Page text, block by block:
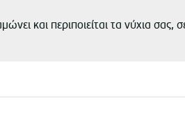
και περιποιείται τα νύχια